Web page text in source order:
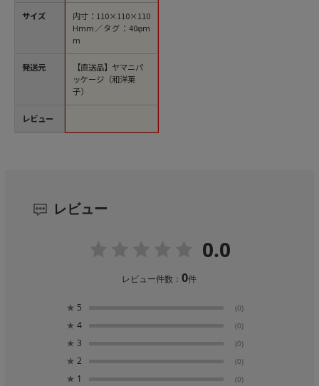
サイズ
発送元
レビュー
内寸：110×110×110
Hmm／タグ：40φm
m
【直送品】ヤマニパ
ッケージ（和洋菓
子）
レビュー
0.0
レビュー件数：0件
★ 5 (0)
★ 4 (0)
★ 3 (0)
★ 2 (0)
★ 1 (0)